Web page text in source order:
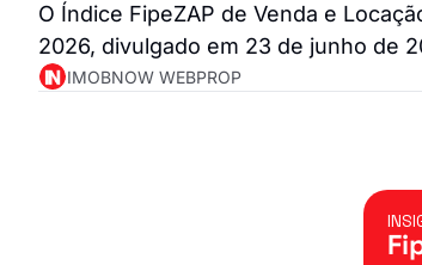
O Índice FipeZAP de Venda e
2026, divulgado em 23 de junho de
IMOBNOW WEBPROP